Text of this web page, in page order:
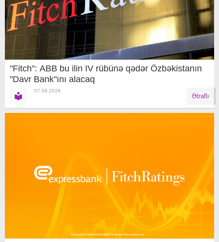
"Fitch": ABB bu ilin IV rübünə qədər Özbəkistanın
"Davr Bank"ını alacaq
07.08.2026
Ətraflı